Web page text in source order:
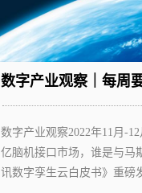
数字产业观察｜每周
数字产业观察2022年11
亿脑机接口市场，谁是与马
讯数字孪生云白皮书》重磅